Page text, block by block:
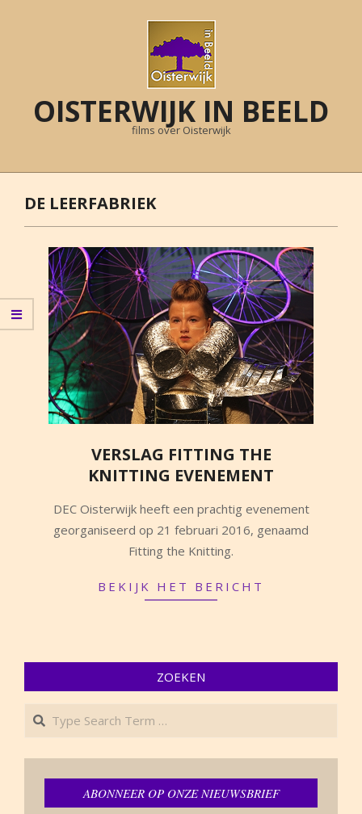
OISTERWIJK IN BEELD
films over Oisterwijk
Primary
NavigationDE LEERFABRIEK
VERSLAG FITTING THE
KNITTING EVENEMENT
02-
22
DEC Oisterwijk heeft een prachtig evenement
georganiseerd op 21 februari 2016, genaamd
Fitting the Knitting.
BEKIJK HET BERICHT
ZOEKEN
Search
ABONNEER OP ONZE NIEUWSBRIEF